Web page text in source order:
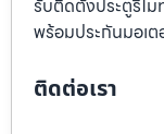
รับติดตั้งประตูรีโ
พร้อมประกันมอเต
ติดต่อเรา